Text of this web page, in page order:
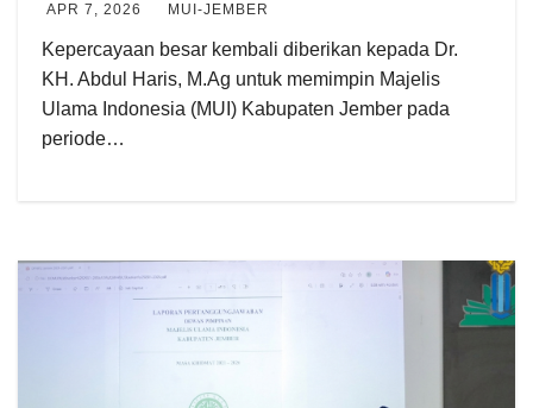
APR 7, 2026 MUI-JEMBER
Kepercayaan besar kembali diberikan kepada Dr.
KH. Abdul Haris, M.Ag untuk memimpin Majelis
Ulama Indonesia (MUI) Kabupaten Jember pada
periode…